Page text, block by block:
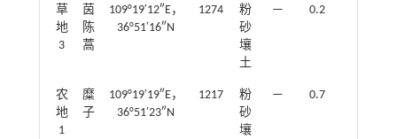
草
地
3
茵
陈
蒿
109°19′12″E，
36°51′16″N
1274
粉
砂
壤
土
— 0.2
农
地
1
糜
子
109°19′19″E，
36°51′23″N
1217
粉
砂
壤
— 0.7